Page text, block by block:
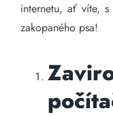
internetu, ať víte,
zakopaného psa!